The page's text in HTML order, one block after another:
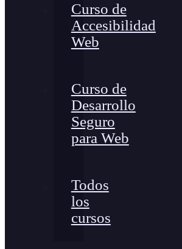
Curso de
Accesibilidad
Web
Curso de
Desarrollo
Seguro
para Web
Todos
los
cursos